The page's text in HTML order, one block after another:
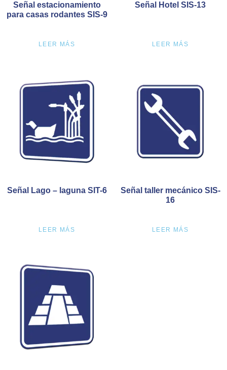
Señal estacionamiento
para casas rodantes SIS-9
LEER MÁS
Señal Hotel SIS-13
LEER MÁS
Señal Lago – laguna SIT-6
LEER MÁS
Señal taller mecánico SIS-
16
LEER MÁS